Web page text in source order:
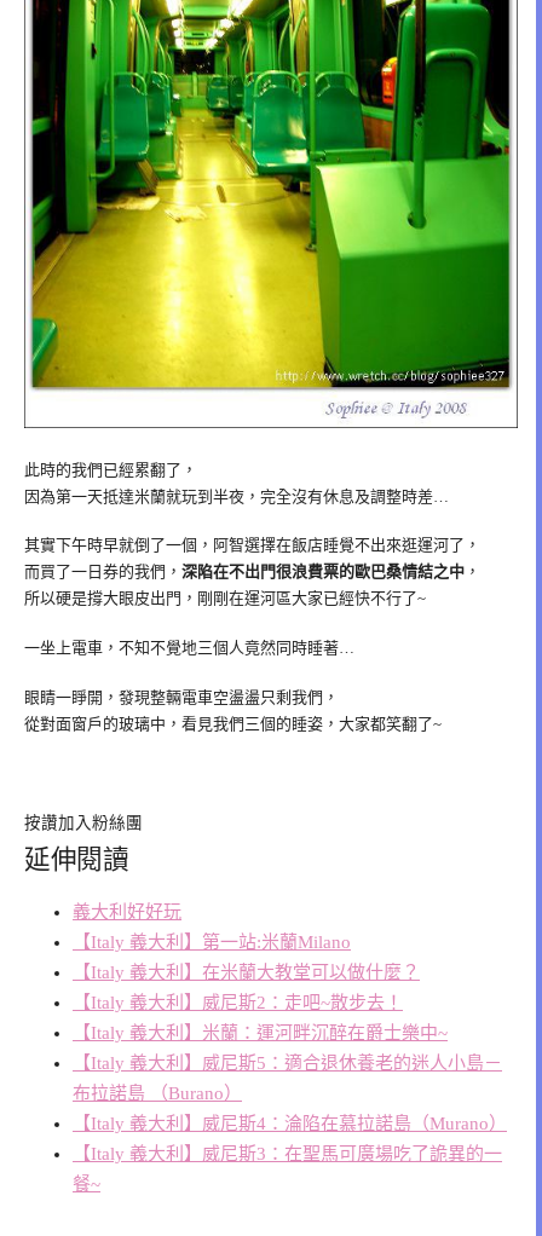
此時的我們已經累翻了，
因為第一天抵達米蘭就玩到半夜，完全沒有休息及調整時差…
其實下午時早就倒了一個，阿智選擇在飯店睡覺不出來逛運河了，
而買了一日券的我們， 深陷在不出門很浪費票的歐巴桑情結之中 ，
所以硬是撐大眼皮出門，剛剛在運河區大家已經快不行了~
一坐上電車，不知不覺地三個人竟然同時睡著…
眼睛一睜開，發現整輛電車空盪盪只剩我們，
從對面窗戶的玻璃中，看見我們三個的睡姿，大家都笑翻了~
按讚加入粉絲團
延伸閱讀
義大利好好玩
【Italy 義大利】第一站:米蘭Milano
【Italy 義大利】在米蘭大教堂可以做什麼？
【Italy 義大利】威尼斯2：走吧~散步去！
【Italy 義大利】米蘭：運河畔沉醉在爵士樂中~
【Italy 義大利】威尼斯5：適合退休養老的迷人小島－
布拉諾島 （Burano）
【Italy 義大利】威尼斯4：淪陷在慕拉諾島（Murano）
【Italy 義大利】威尼斯3：在聖馬可廣場吃了詭異的一
餐~